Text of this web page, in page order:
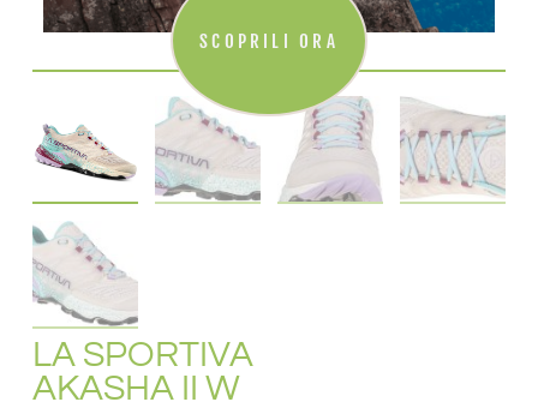
LA SPORTIVA
AKASHA II W
SCOPRILI ORA